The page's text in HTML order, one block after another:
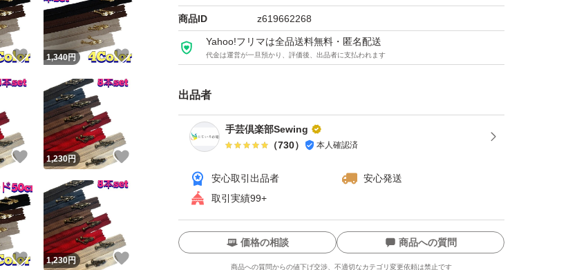
10本…1,440円
20本…2,700円
30本…3,920円
写真2枚目上から
キナリ
ベージュ
エンジ
ブラウン
ネイビー
商品ID z619662268
Yahoo!フリマは全品送料無料・匿名配送
代金は運営が一旦預かり、評価後、出品者に支払われます
出品者
手芸倶楽部Sewing
（730） 本人確認済
安心取引出品者
安心発送
取引実績99+
価格の相談 商品への質問
商品への質問からの値下げ交渉、不適切なカテゴリ変更依頼は禁止です
いいね！
1,340円 いいね！
いいね！
1,230円
いいね！
1,230円